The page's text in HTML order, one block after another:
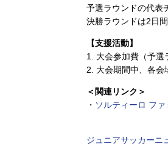
予選ラウンドの代表
決勝ラウンドは2日
【支援活動】
1. 大会参加費（予選
2. 大会期間中、各会
＜関連リンク＞
・ ソルティーロ フ
ジュニアサッカーニ